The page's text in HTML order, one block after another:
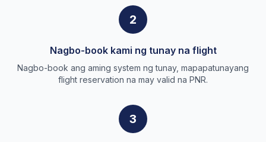
2
Nagbo-book kami ng tunay na flight
Nagbo-book ang aming system ng tunay, mapapatunayang
flight reservation na may valid na PNR.
3